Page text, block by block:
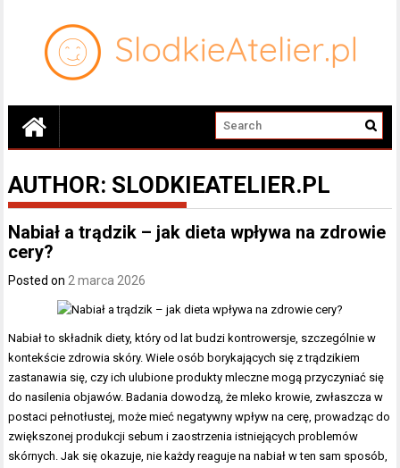
AUTHOR: SLODKIEATELIER.PL
Nabiał a trądzik – jak dieta wpływa na zdrowie
cery?
Posted on 2 marca 2026
Nabiał to składnik diety, który od lat budzi kontrowersje, szczególnie w
kontekście zdrowia skóry. Wiele osób borykających się z trądzikiem
zastanawia się, czy ich ulubione produkty mleczne mogą przyczyniać się
do nasilenia objawów. Badania dowodzą, że mleko krowie, zwłaszcza w
postaci pełnotłustej, może mieć negatywny wpływ na cerę, prowadząc do
zwiększonej produkcji sebum i zaostrzenia istniejących problemów
skórnych. Jak się okazuje, nie każdy reaguje na nabiał w ten sam sposób,